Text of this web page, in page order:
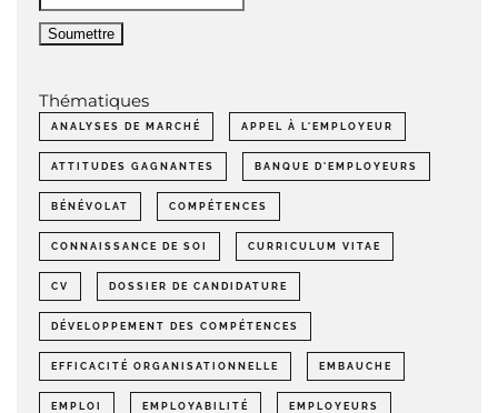
Thématiques
ANALYSES DE MARCHÉ APPEL À L'EMPLOYEUR
ATTITUDES GAGNANTES BANQUE D'EMPLOYEURS
BÉNÉVOLAT COMPÉTENCES
CONNAISSANCE DE SOI CURRICULUM VITAE
CV DOSSIER DE CANDIDATURE
DÉVELOPPEMENT DES COMPÉTENCES
EFFICACITÉ ORGANISATIONNELLE EMBAUCHE
EMPLOI EMPLOYABILITÉ EMPLOYEURS